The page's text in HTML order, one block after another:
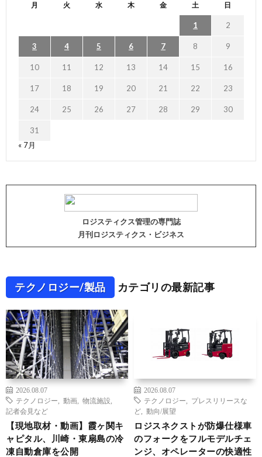
月 火 水 木 金 土 日
1 2
3 4 5 6 7 8 9
10 11 12 13 14 15 16
17 18 19 20 21 22 23
24 25 26 27 28 29 30
31
« 7月
ロジスティクス管理の専門誌
月刊ロジスティクス・ビジネス
テクノロジー/製品 カテゴリの最新記事
2026.08.07
テクノロジー
動画 物流施設
記者会見など
【現地取材・動画】霞ヶ関キ
ャピタル、川崎・東扇島の冷
凍自動倉庫を公開
2026.08.07
テクノロジー
プレスリリースな
ど
動向/展望
ロジスネクストが防爆仕様車
のフォークをフルモデルチェ
ンジ、オペレーターの快適性